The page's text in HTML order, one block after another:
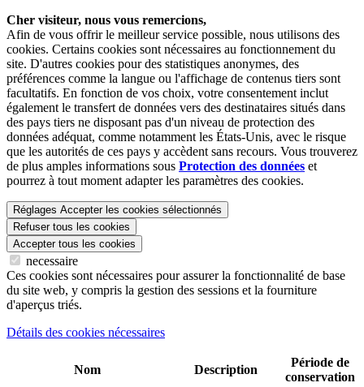
Cher visiteur, nous vous remercions,
Afin de vous offrir le meilleur service possible, nous utilisons des
cookies. Certains cookies sont nécessaires au fonctionnement du
site. D'autres cookies pour des statistiques anonymes, des
préférences comme la langue ou l'affichage de contenus tiers sont
facultatifs. En fonction de vos choix, votre consentement inclut
également le transfert de données vers des destinataires situés dans
des pays tiers ne disposant pas d'un niveau de protection des
données adéquat, comme notamment les États-Unis, avec le risque
que les autorités de ces pays y accèdent sans recours. Vous trouverez
de plus amples informations sous Protection des données et
pourrez à tout moment adapter les paramètres des cookies.
Réglages Accepter les cookies sélectionnés
Refuser tous les cookies
Accepter tous les cookies
necessaire
Ces cookies sont nécessaires pour assurer la fonctionnalité de base
du site web, y compris la gestion des sessions et la fourniture
d'aperçus triés.
Détails des cookies nécessaires
Nom Description
Période de
conservation